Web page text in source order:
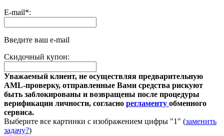
E-mail*:
Введите ваш e-mail
Скидочный купон:
Уважаемый клиент, не осуществляя предварительную
AML-проверку, отправленные Вами средства рискуют
быть заблокированы и возвращены после процедуры
верификации личности, согласно регламенту обменного
сервиса.
Выберите все картинки с изображением цифры "1" (заменить
задачу?)